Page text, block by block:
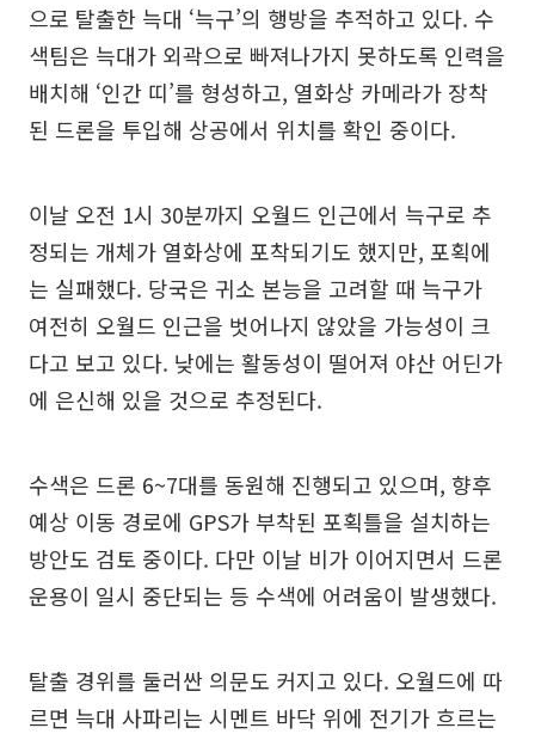
으로 탈출한 늑대 ‘늑구’의 행방을 추적하고 있다. 수
색팀은 늑대가 외곽으로 빠져나가지 못하도록 인력을
배치해 ‘인간 띠’를 형성하고, 열화상 카메라가 장착
된 드론을 투입해 상공에서 위치를 확인 중이다.
이날 오전 1시 30분까지 오월드 인근에서 늑구로 추
정되는 개체가 열화상에 포착되기도 했지만, 포획에
는 실패했다. 당국은 귀소 본능을 고려할 때 늑구가
여전히 오월드 인근을 벗어나지 않았을 가능성이 크
다고 보고 있다. 낮에는 활동성이 떨어져 야산 어딘가
에 은신해 있을 것으로 추정된다.
수색은 드론 6~7대를 동원해 진행되고 있으며, 향후
예상 이동 경로에 GPS가 부착된 포획틀을 설치하는
방안도 검토 중이다. 다만 이날 비가 이어지면서 드론
운용이 일시 중단되는 등 수색에 어려움이 발생했다.
탈출 경위를 둘러싼 의문도 커지고 있다. 오월드에 따
르면 늑대 사파리는 시멘트 바닥 위에 전기가 흐르는